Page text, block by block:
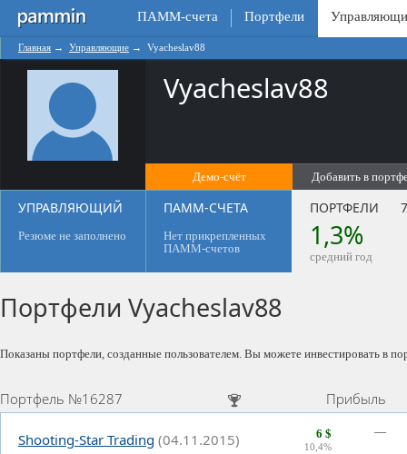
ПАММ-счета Портфели
Главная → Управляющие → Vyacheslav88
Vyacheslav88
Демо-счёт
Добавить в
0
УПРАВЛЯЮЩИЙ
Резюме не заполнено
ПАММ-СЧЕТА
Нет прикрепленных
ПАММ-счетов
ПОРТФЕЛИ
1,3%
средний год
Портфели Vyacheslav88
Показаны портфели, созданные пользователем. Вы можете инвестировать в
Портфель №16287 Прибыль
Shooting-Star Trading (04.11.2015) 6 $
10,4%
—